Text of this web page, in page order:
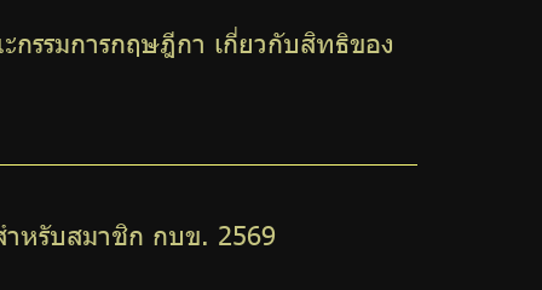
รรมการกฤษฎีกา เกี่ยวกับสิทธิของ
ำหรับสมาชิก กบข. 2569